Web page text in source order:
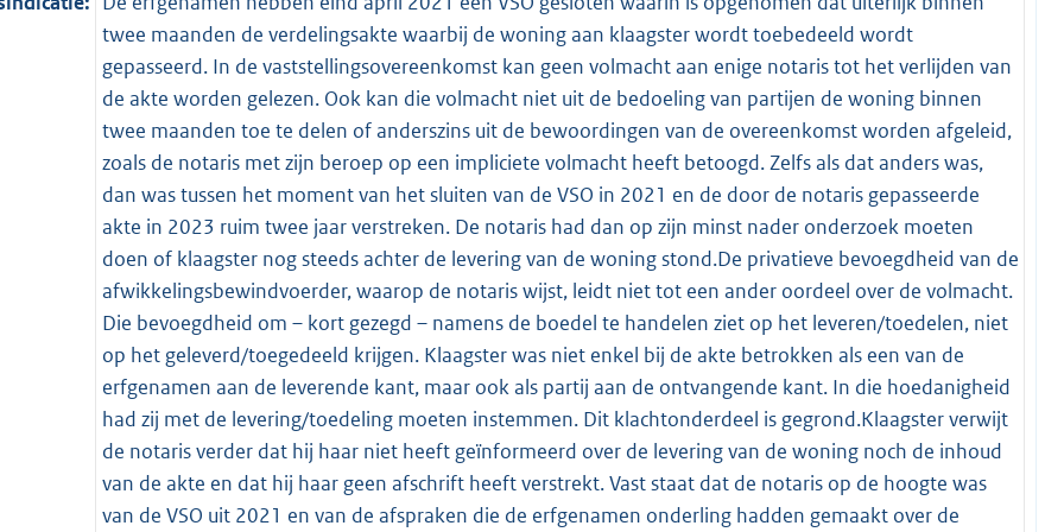
twee maanden de verdelingsakte waarbij de woning aan klaagster wordt toebedeeld wordt
gepasseerd. In de vaststellingsovereenkomst kan geen volmacht aan enige notaris tot het verlijden van
de akte worden gelezen. Ook kan die volmacht niet uit de bedoeling van partijen de woning binnen
twee maanden toe te delen of anderszins uit de bewoordingen van de overeenkomst worden afgeleid,
zoals de notaris met zijn beroep op een impliciete volmacht heeft betoogd. Zelfs als dat anders was,
dan was tussen het moment van het sluiten van de VSO in 2021 en de door de notaris gepasseerde
akte in 2023 ruim twee jaar verstreken. De notaris had dan op zijn minst nader onderzoek moeten
doen of klaagster nog steeds achter de levering van de woning stond.De privatieve bevoegdheid van de
afwikkelingsbewindvoerder, waarop de notaris wijst, leidt niet tot een ander oordeel over de volmacht.
Die bevoegdheid om – kort gezegd – namens de boedel te handelen ziet op het leveren/toedelen, niet
op het geleverd/toegedeeld krijgen. Klaagster was niet enkel bij de akte betrokken als een van de
erfgenamen aan de leverende kant, maar ook als partij aan de ontvangende kant. In die hoedanigheid
had zij met de levering/toedeling moeten instemmen. Dit klachtonderdeel is gegrond.Klaagster verwijt
de notaris verder dat hij haar niet heeft geïnformeerd over de levering van de woning noch de inhoud
van de akte en dat hij haar geen afschrift heeft verstrekt. Vast staat dat de notaris op de hoogte was
van de VSO uit 2021 en van de afspraken die de erfgenamen onderling hadden gemaakt over de